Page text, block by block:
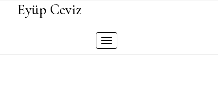
Eyüp Ceviz
Toggle